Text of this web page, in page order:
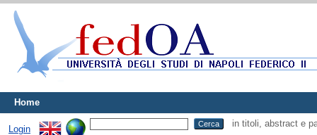
Home
Login
in titoli, abstract e